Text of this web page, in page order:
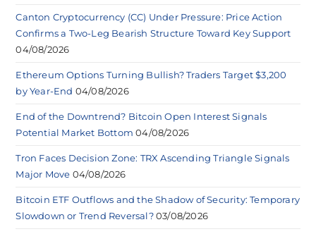
Canton Cryptocurrency (CC) Under Pressure: Price Action
Confirms a Two-Leg Bearish Structure Toward Key Support
04/08/2026
Ethereum Options Turning Bullish? Traders Target $3,200
by Year-End 04/08/2026
End of the Downtrend? Bitcoin Open Interest Signals
Potential Market Bottom 04/08/2026
Tron Faces Decision Zone: TRX Ascending Triangle Signals
Major Move 04/08/2026
Bitcoin ETF Outflows and the Shadow of Security: Temporary
Slowdown or Trend Reversal? 03/08/2026